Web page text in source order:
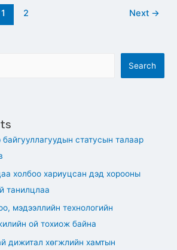
1 2 Next →
Search
статусын талаар
холбоо хариуцсан дэд хорооны
танилцлаа
мэдээллийн технологийн
ой тохиож байна
дижитал хөгжлийн хамтын